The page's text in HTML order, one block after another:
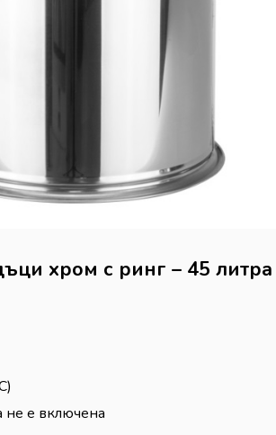
хром с ринг – 45 литра
не е включена